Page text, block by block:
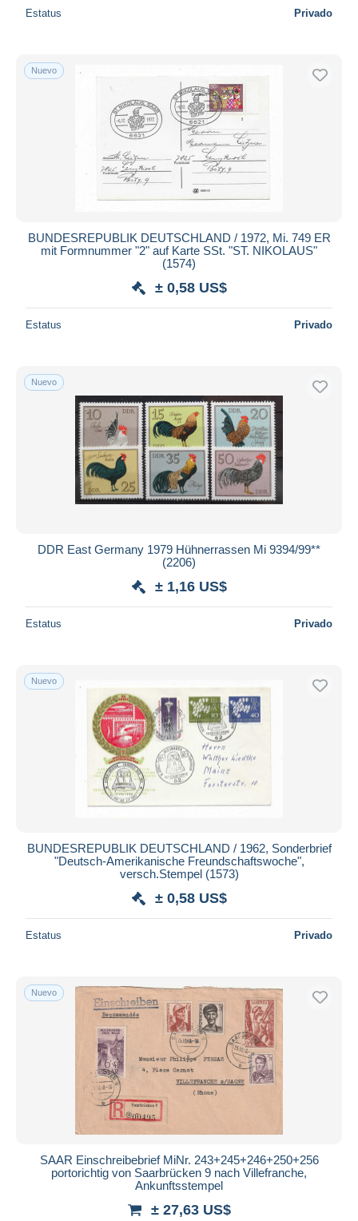
Estatus Privado
Nuevo
BUNDESREPUBLIK DEUTSCHLAND / 1972, Mi. 749 ER
mit Formnummer "2" auf Karte SSt. "ST. NIKOLAUS"
(1574)
± 0,58 US$
Estatus Privado
Nuevo
DDR East Germany 1979 Hühnerrassen Mi 9394/99**
(2206)
± 1,16 US$
Estatus Privado
Nuevo
BUNDESREPUBLIK DEUTSCHLAND / 1962, Sonderbrief
"Deutsch-Amerikanische Freundschaftswoche",
versch.Stempel (1573)
± 0,58 US$
Estatus Privado
Nuevo
SAAR Einschreibebrief MiNr. 243+245+246+250+256
portorichtig von Saarbrücken 9 nach Villefranche,
Ankunftsstempel
± 27,63 US$